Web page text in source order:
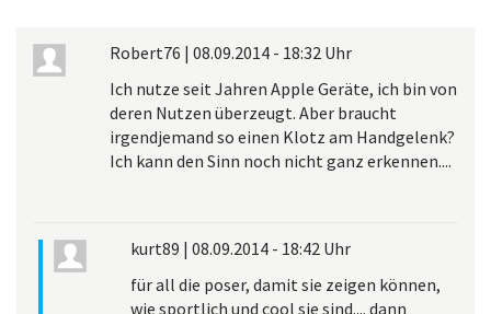
Robert76 | 08.09.2014 - 18:32 Uhr
Ich nutze seit Jahren Apple Geräte, ich bin von
deren Nutzen überzeugt. Aber braucht
irgendjemand so einen Klotz am Handgelenk?
Ich kann den Sinn noch nicht ganz erkennen....
kurt89 | 08.09.2014 - 18:42 Uhr
für all die poser, damit sie zeigen können,
wie sportlich und cool sie sind.... dann